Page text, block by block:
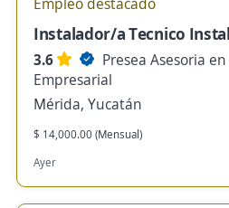
Instalador/a Tecnico
3.6
Presea Asesoria
Empresarial
Mérida, Yucatán
$ 14,000.00 (Mensual)
Ayer